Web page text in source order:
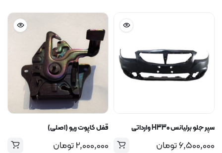
سپر جلو برلیانس H330 وارداتی
6,500,000تومان
قفل کاپوت ریو (اصلی)
2,000,000تومان